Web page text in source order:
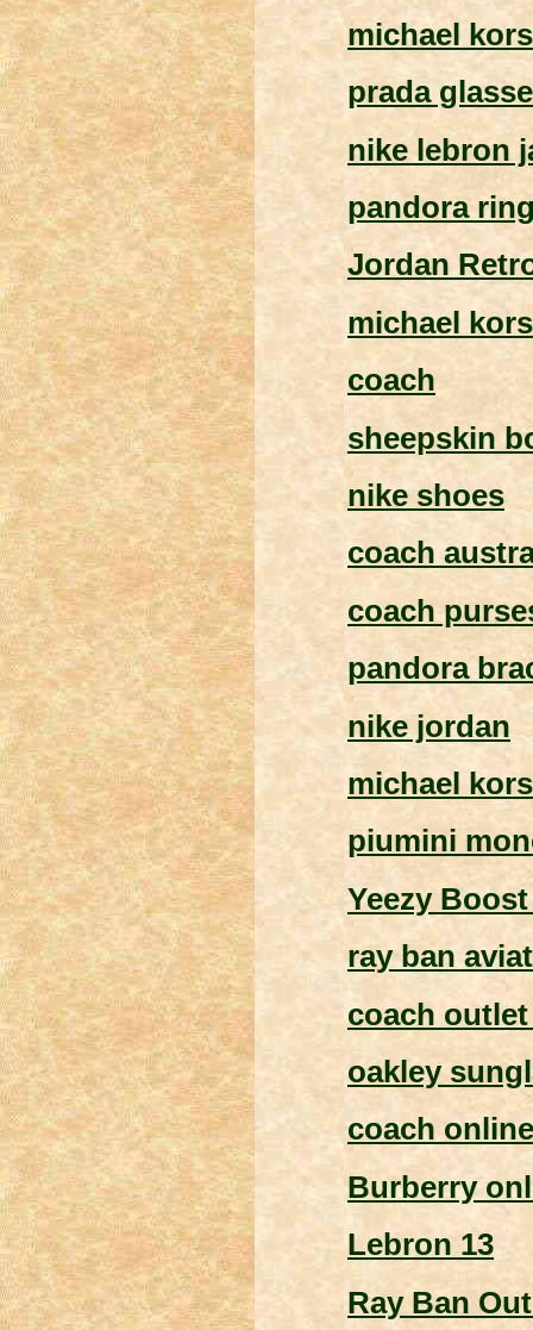
michael
prada
nike lebron
pandora
Jordan
michael
coach
sheepskin
nike shoes
coach
coach
pandora
nike jordan
michael kors
piumini
Yeezy Boost
ray ban
coach
oakley
coach online
Burberry
Lebron 13
Ray Ban